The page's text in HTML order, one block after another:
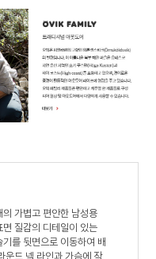
가볍고 편안한 남성용
질감의 디테일이 있는
를 뒷면으로 이동하여 배
운드 넥 라인과 가슴에 작